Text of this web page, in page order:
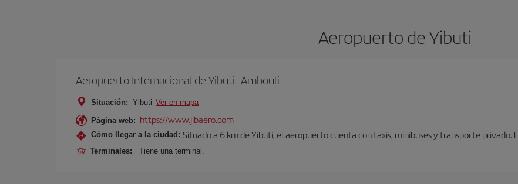
Aeropuerto de Yibuti
Aeropuerto Internacional de Yibuti–Ambouli
Situación: Yibuti Ver en mapa
Página web: https://www.jibaero.com
Cómo llegar a la ciudad: Situado a 6 km de Yibuti, el aeropuerto cuenta con taxis, minibuses y transporte
Terminales: Tiene una terminal.